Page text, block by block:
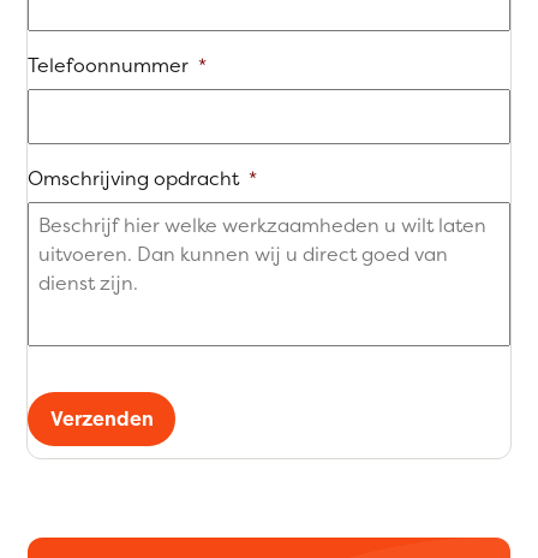
Telefoonnummer *
Omschrijving opdracht *
Verzenden